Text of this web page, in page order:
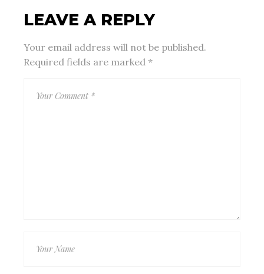
LEAVE A REPLY
Your email address will not be published.
Required fields are marked*